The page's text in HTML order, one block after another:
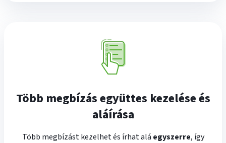
Több megbízás együttes kezelése és
aláírása
Több megbízást kezelhet és írhat alá egyszerre, így